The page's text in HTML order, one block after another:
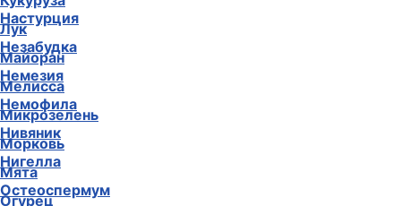
Настурция
Незабудка
Немезия
Немофила
Нивяник
Нигелла
Остеоспермум
Лук
Майоран
Мелисса
Микрозелень
Морковь
Мята
Огурец